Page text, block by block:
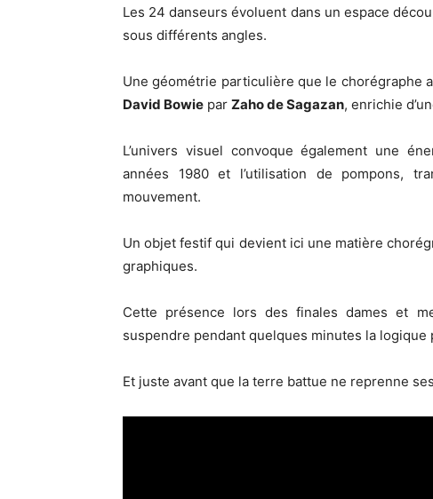
Les 24 danseurs évoluent dans un espace
sous différents angles.
Une géométrie particulière que le chorégraphe
David Bowie par Zaho de Sagazan, enrichie
L’univers visuel convoque également une
années 1980 et l’utilisation de pompons,
mouvement.
Un objet festif qui devient ici une matière
graphiques.
Cette présence lors des finales dames et
suspendre pendant quelques minutes la
Et juste avant que la terre battue ne reprenne